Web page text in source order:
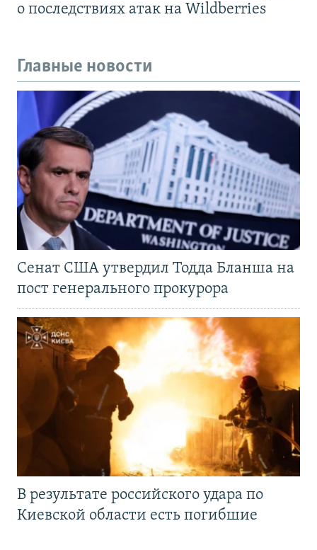
о последствиях атак на Wildberries
Главные новости
Сенат США утвердил Тодда Бланша на
пост генерального прокурора
В результате российского удара по
Киевской области есть погибшие